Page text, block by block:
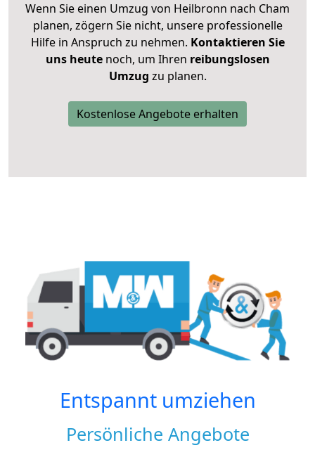
Wenn Sie einen Umzug von Heilbronn nach Cham
planen, zögern Sie nicht, unsere professionelle
Hilfe in Anspruch zu nehmen. Kontaktieren Sie
uns heutenoch, um Ihren reibungslosen
Umzug zu planen.
Kostenlose Angebote erhalten
Entspannt umziehen
Persönliche Angebote